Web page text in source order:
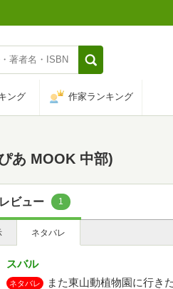
ング 作家ランキング
あ MOOK 中部)
ビュー 1
ネタバレ
スバル
ネタバレ
また東山動植物園に行き